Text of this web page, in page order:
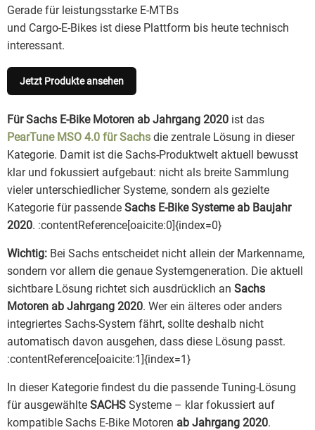
Gerade für leistungsstarke E-MTBs
und Cargo-E-Bikes ist diese Plattform bis heute technisch
interessant.
Jetzt Produkte ansehen
Für Sachs E-Bike Motoren ab Jahrgang 2020 ist das
PearTune MSO 4.0 für Sachs die zentrale Lösung in dieser
Kategorie. Damit ist die Sachs-Produktwelt aktuell bewusst
klar und fokussiert aufgebaut: nicht als breite Sammlung
vieler unterschiedlicher Systeme, sondern als gezielte
Kategorie für passende Sachs E-Bike Systeme ab Baujahr
2020. :contentReference[oaicite:0]{index=0}
Wichtig: Bei Sachs entscheidet nicht allein der Markenname,
sondern vor allem die genaue Systemgeneration. Die aktuell
sichtbare Lösung richtet sich ausdrücklich an Sachs
Motoren ab Jahrgang 2020. Wer ein älteres oder anders
integriertes Sachs-System fährt, sollte deshalb nicht
automatisch davon ausgehen, dass diese Lösung passt.
:contentReference[oaicite:1]{index=1}
In dieser Kategorie findest du die passende Tuning-Lösung
für ausgewählte SACHS Systeme – klar fokussiert auf
kompatible Sachs E-Bike Motoren ab Jahrgang 2020.